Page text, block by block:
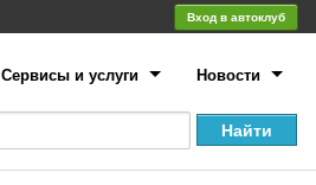
Вход в автоклуб
Сервисы и услуги Новости